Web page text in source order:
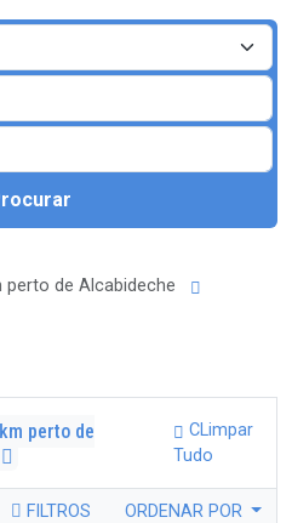
de Alcabideche
perto de
CLimpar
Tudo
FILTROS ORDENAR POR